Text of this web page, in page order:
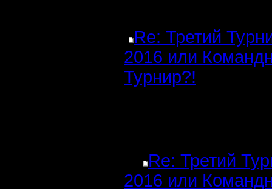
Re: Третий
2016 или
Турнир?!
Re: Третий
2016 или